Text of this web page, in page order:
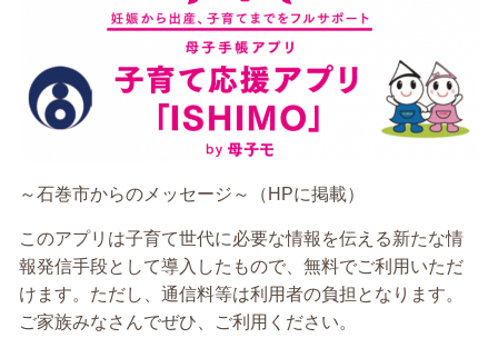
～石巻市からのメッセージ～（HPに掲載）
このアプリは子育て世代に必要な情報を伝える新たな情
報発信手段として導入したもので、無料でご利用いただ
けます。ただし、通信料等は利用者の負担となります。
ご家族みなさんでぜひ、ご利用ください。